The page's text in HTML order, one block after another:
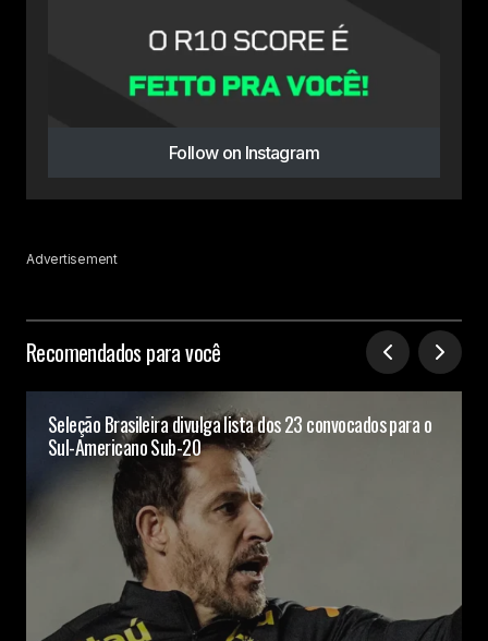
Follow on Instagram
Advertisement
Recomendados para você
Seleção Brasileira divulga lista dos 23 convocados para o
Sul-Americano Sub-20